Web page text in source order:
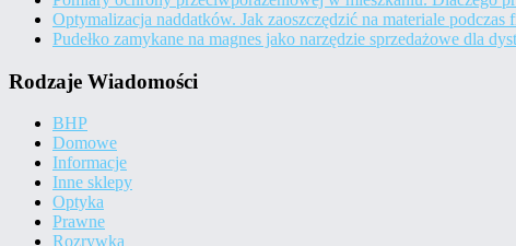
Optymalizacja naddatków. Jak zaoszczędzić na materiale
Pudełko zamykane na magnes jako narzędzie sprzedażowe dla
Rodzaje Wiadomości
BHP
Domowe
Informacje
Inne sklepy
Optyka
Prawne
Rozrywka